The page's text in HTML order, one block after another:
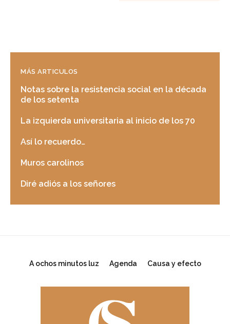
MÁS ARTICULOS
Notas sobre la resistencia social en la década
de los setenta
La izquierda universitaria al inicio de los 70
Así lo recuerdo…
Muros carolinos
Diré adiós a los señores
A ochos minutos luz Agenda Causa y efecto